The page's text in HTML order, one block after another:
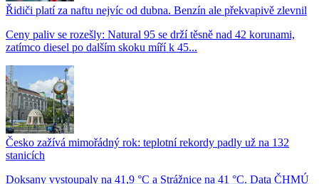
Řidiči platí za naftu nejvíc od dubna. Benzín ale překvapivě zlevnil
Ceny paliv se rozešly: Natural 95 se drží těsně nad 42 korunami,
zatímco diesel po dalším skoku míří k 45...
Česko zažívá mimořádný rok: teplotní rekordy padly už na 132
stanicích
Doksany vystoupaly na 41,9 °C a Strážnice na 41 °C. Data ČHMÚ